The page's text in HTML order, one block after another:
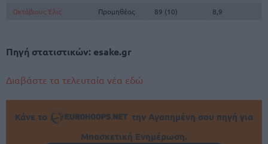
Οκτάβιους Έλις
Προμηθέας 89 (10) 8,9
Πηγή στατιστικών: esake.gr
Διαβάστε τα τελευταία νέα εδώ
Κάνε το
την Αγαπημένη σου πηγή για
Μπασκετική Ενημέρωση.